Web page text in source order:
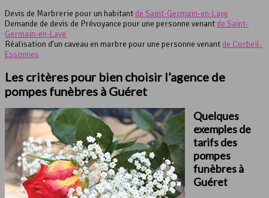
Devis de Marbrerie pour un habitant de Saint-Germain-en-Laye
Demande de devis de Prévoyance pour une personne venant de Saint-
Germain-en-Laye
Réalisation d’un caveau en marbre pour une personne venant de Corbeil-
Essonnes
Les critères pour bien choisir l’agence de
pompes funèbres à Guéret
Quelques
exemples de
tarifs des
pompes
funèbres à
Guéret